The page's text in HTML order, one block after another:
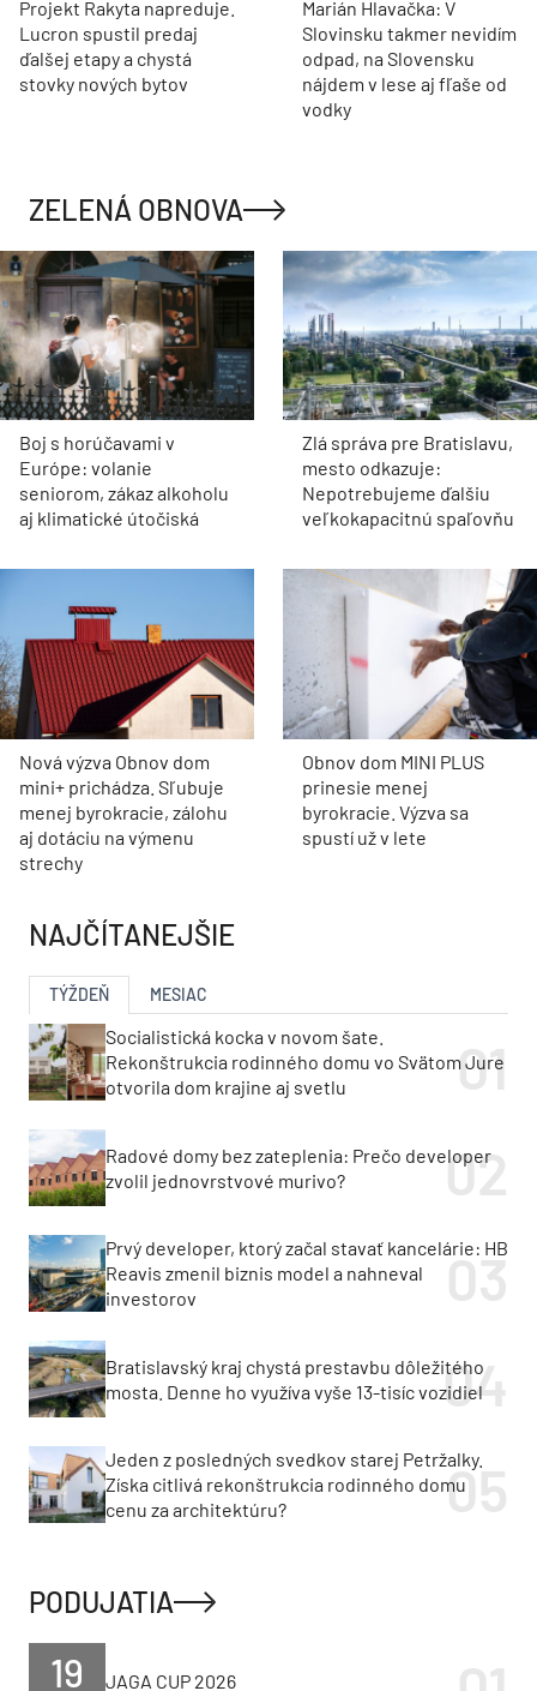
Projekt Rakyta napreduje.
Lucron spustil predaj
ďalšej etapy a chystá
stovky nových bytov
Marián Hlavačka: V
Slovinsku takmer nevidím
odpad, na Slovensku
nájdem v lese aj fľaše od
vodky
ZELENÁ OBNOVA
Boj s horúčavami v
Európe: volanie
seniorom, zákaz alkoholu
aj klimatické útočiská
Zlá správa pre Bratislavu,
mesto odkazuje:
Nepotrebujeme ďalšiu
veľkokapacitnú spaľovňu
Nová výzva Obnov dom
mini+ prichádza. Sľubuje
menej byrokracie, zálohu
aj dotáciu na výmenu
strechy
Obnov dom MINI PLUS
prinesie menej
byrokracie. Výzva sa
spustí už v lete
NAJČÍTANEJŠIE
TÝŽDEŇ MESIAC
Socialistická kocka v novom šate.
Rekonštrukcia rodinného domu vo Svätom Jure
otvorila dom krajine aj svetlu
Radové domy bez zateplenia: Prečo developer
zvolil jednovrstvové murivo?
Prvý developer, ktorý začal stavať kancelárie: HB
Reavis zmenil biznis model a nahneval
investorov
Bratislavský kraj chystá prestavbu dôležitého
mosta. Denne ho využíva vyše 13-tisíc vozidiel
Jeden z posledných svedkov starej Petržalky.
Získa citlivá rekonštrukcia rodinného domu
cenu za architektúru?
PODUJATIA
19 JAGA CUP 2026